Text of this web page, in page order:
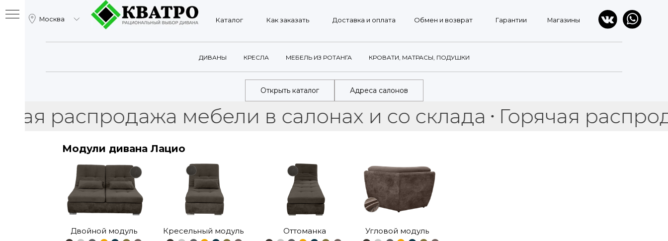
Каталог Как заказать Доставка и оплата Обмен и возврат Гарантии Магазины
Москва
ДИВАНЫ КРЕСЛА МЕБЕЛЬ ИЗ РОТАНГА КРОВАТИ, МАТРАСЫ, ПОДУШКИ
Открыть каталог Адреса салонов
мебели в салонах и со склада Горячая
Модули дивана Лацио
Двойной модуль Кресельный модуль Оттоманка Угловой модуль